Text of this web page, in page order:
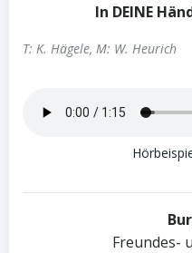
In DEINE
T: K. Hägele, M: W. Heurich
Freundes-